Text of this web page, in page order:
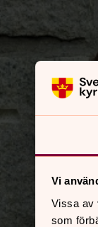
Vi
Vissa av
som